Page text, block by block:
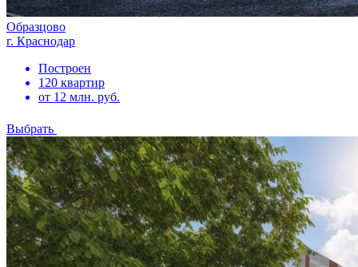
Образцово
г. Краснодар
Построен
120 квартир
от 12 млн. руб.
Выбрать